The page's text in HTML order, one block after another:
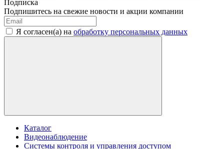
Подписка
Подпишитесь на свежие новости и акции компании
Я согласен(а) на обработку персональных данных
Каталог
Видеонаблюдение
Системы контроля и управления доступом